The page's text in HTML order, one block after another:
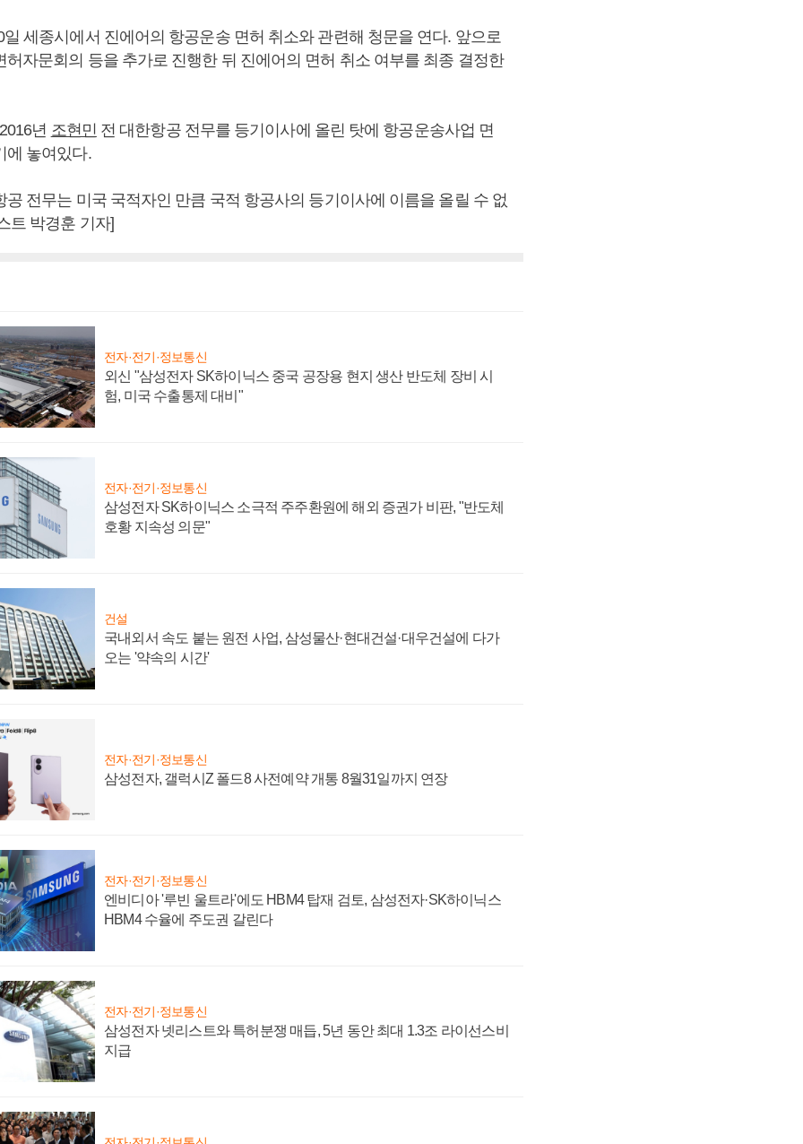
세종시에서 진에어의 항공운송 면허 취소와 관련해 청문을 연다. 앞으로
허자문회의 등을 추가로 진행한 뒤 진에어의 면허 취소 여부를 최종 결정한
년 조현민 전 대한항공 전무를 등기이사에 올린 탓에 항공운송사업 면
에 놓여있다.
전무는 미국 국적자인 만큼 국적 항공사의 등기이사에 이름을 올릴 수 없
트 박경훈 기자]
전자·전기·정보통신
외신 "삼성전자 SK하이닉스 중국 공장용 현지 생산 반도체 장비 시
험, 미국 수출통제 대비"
전자·전기·정보통신
삼성전자 SK하이닉스 소극적 주주환원에 해외 증권가 비판, "반도체
호황 지속성 의문"
건설
국내외서 속도 붙는 원전 사업, 삼성물산·현대건설·대우건설에 다가
오는 '약속의 시간'
전자·전기·정보통신
삼성전자, 갤럭시Z 폴드8 사전예약 개통 8월31일까지 연장
전자·전기·정보통신
엔비디아 '루빈 울트라'에도 HBM4 탑재 검토, 삼성전자·SK하이닉스
HBM4 수율에 주도권 갈린다
전자·전기·정보통신
삼성전자 넷리스트와 특허분쟁 매듭, 5년 동안 최대 1.3조 라이선스비
지급